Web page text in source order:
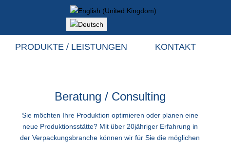
Sprache auswählen
PRODUKTE / LEISTUNGEN KONTAKT
Beratung / Consulting
Sie möchten Ihre Produktion optimieren oder planen eine
neue Produktionsstätte? Mit über 20jähriger Erfahrung in
der Verpackungsbranche können wir für Sie die möglichen